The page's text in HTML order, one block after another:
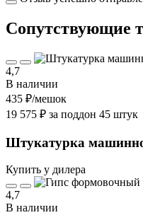
Cопутствующие
4,7
В наличии
435 ₽/мешок
19 575 ₽ за поддон 45 штук
Штукатурка
Купить у дилера
4,7
В наличии